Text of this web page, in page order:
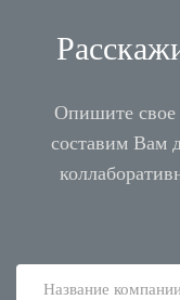
Опишите свое
составим Вам